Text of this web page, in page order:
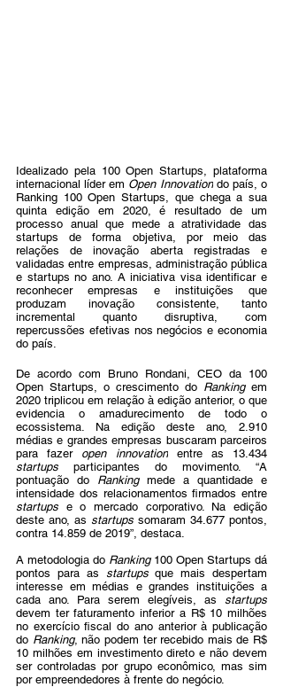
Idealizado pela 100 Open Startups, plataforma
internacional líder em Open Innovation do país, o
Ranking 100 Open Startups, que chega a sua
quinta edição em 2020, é resultado de um
processo anual que mede a atratividade das
startups de forma objetiva, por meio das
relações de inovação aberta registradas e
validadas entre empresas, administração pública
e startups no ano. A iniciativa visa identificar e
reconhecer empresas e instituições que
produzam inovação consistente, tanto
incremental quanto disruptiva, com
repercussões efetivas nos negócios e economia
do país.
De acordo com Bruno Rondani, CEO da 100
Open Startups, o crescimento do Ranking em
2020 triplicou em relação à edição anterior, o que
evidencia o amadurecimento de todo o
ecossistema. Na edição deste ano, 2.910
médias e grandes empresas buscaram parceiros
para fazer open innovation
startups participantes do movimento. “A
pontuação do Ranking mede a quantidade e
startups e o mercado corporativo. Na edição
deste ano, as startups somaram 34.677 pontos,
contra 14.859 de 2019”, destaca.
A metodologia do Ranking 100 Open Startups dá
pontos para as startups que mais despertam
interesse em médias e grandes instituições a
cada ano. Para serem elegíveis, as startups
devem ter faturamento inferior a R$ 10 milhões
no exercício fiscal do ano anterior à publicação
do Ranking, não podem ter recebido mais de R$
10 milhões em investimento direto e não devem
ser controladas por grupo econômico, mas sim
por empreendedores à frente do negócio.